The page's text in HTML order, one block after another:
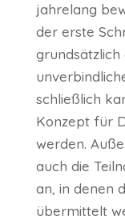
jahrelang
der erste
grundsätzlich
schließlich
Konzept für
werden.
auch die
an, in denen
übermittelt